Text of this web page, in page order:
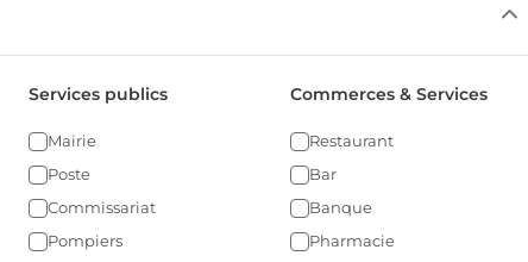
Services publics
Mairie
Poste
Commissariat
Pompiers
Commerces & Services
Restaurant
Bar
Banque
Pharmacie